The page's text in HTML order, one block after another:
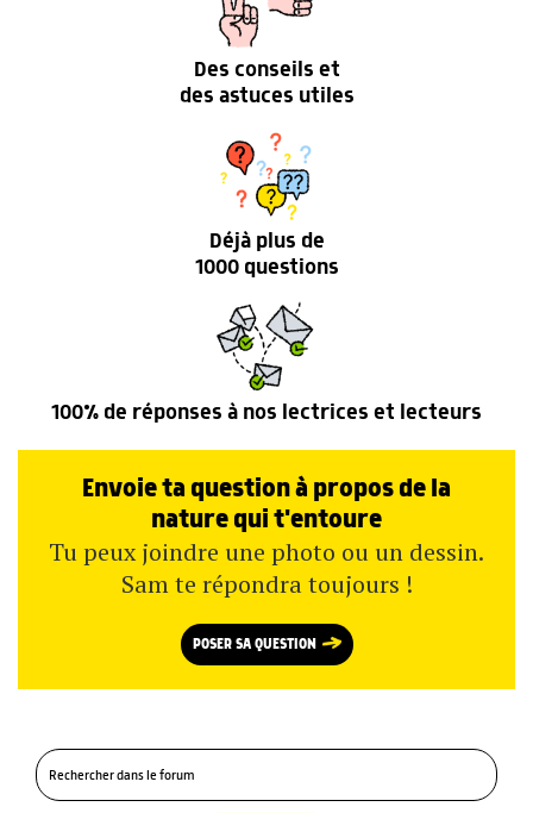
Des conseils et
des astuces utiles
Déjà plus de
1000 questions
100% de réponses à nos lectrices et lecteurs
Envoie ta question à propos de la
nature qui t'entoure
Tu peux joindre une photo ou un dessin.
Sam te répondra toujours !
POSER SA QUESTION